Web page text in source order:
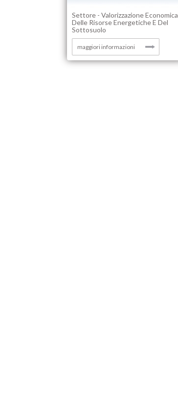
Settore - Valorizzazione Economica
Delle Risorse Energetiche E Del
Sottosuolo
maggiori informazioni